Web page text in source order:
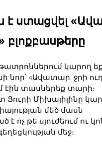
է ստացվել
բլոքբասթերը
կարող
նոր՝ «Ավատար. ջրի
էին տասներեք տարի։
Միխայիլինը
մեծ մասն
ոչ թե սյուժեում ու
մեջ։